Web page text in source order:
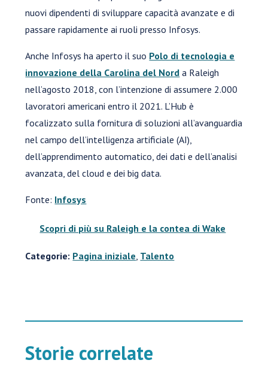
nuovi dipendenti di sviluppare capacità avanzate e di
passare rapidamente ai ruoli presso Infosys.
Anche Infosys ha aperto il suo Polo di tecnologia e
innovazione della Carolina del Nord a Raleigh
nell’agosto 2018, con l’intenzione di assumere 2.000
lavoratori americani entro il 2021. L’Hub è
focalizzato sulla fornitura di soluzioni all’avanguardia
nel campo dell’intelligenza artificiale (AI),
dell’apprendimento automatico, dei dati e dell’analisi
avanzata, del cloud e dei big data.
Fonte: Infosys
Scopri di più su Raleigh e la contea di Wake
Categorie: Pagina iniziale Talento
Storie correlate